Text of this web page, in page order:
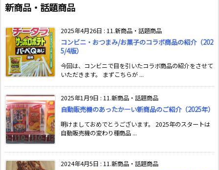
新商品・話題商品
2025年4月26日 : 11.新商品・話題商品
コンビニ・おつまみ/お菓子のコラボ商品の紹介（202
5/4版）
今回は、コンビニで目を引いたコラボ商品の紹介をさせて
いただきます。 まずこちらが ...
2025年1月9日 : 11.新商品・話題商品
自動販売機のあったかーい新商品のご紹介（2025年）
明けましておめでとうございます。 2025年のスタートは
自動販売機の変わり種商品 ...
2024年4月5日 : 11.新商品・話題商品